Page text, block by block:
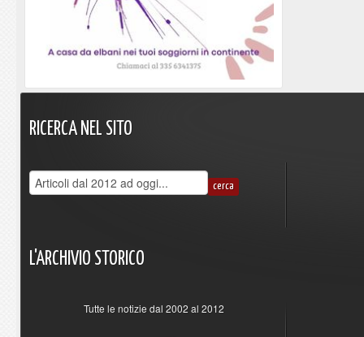
RICERCA NEL SITO
L'ARCHIVIO STORICO
Tutte le notizie dal 2002 al 2012